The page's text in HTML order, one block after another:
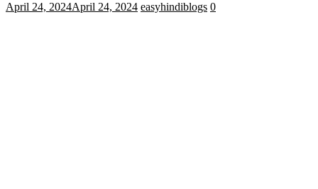
April 24, 2024April 24, 2024 easyhindiblogs 0